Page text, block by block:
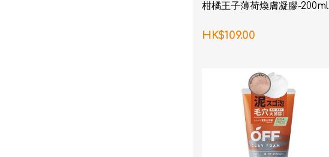
柑橘王子薄荷煥膚凝膠-200ml
HK$109.00